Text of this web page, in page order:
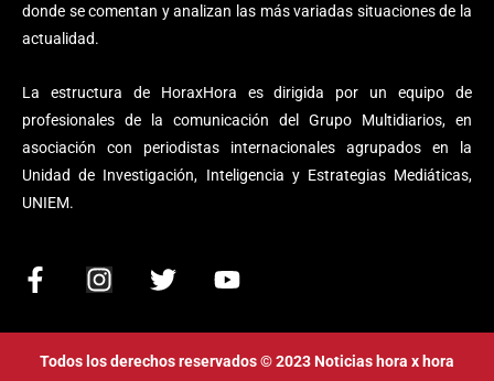
donde se comentan y analizan las más variadas situaciones de la
actualidad.
La estructura de HoraxHora es dirigida por un equipo de
profesionales de la comunicación del Grupo Multidiarios, en
asociación con periodistas internacionales agrupados en la
Unidad de Investigación, Inteligencia y Estrategias Mediáticas,
UNIEM.
F
c
e
I
s
t
T
i
t
Y
u
t
Todos los derechos reservados © 2023 Noticias hora x hora